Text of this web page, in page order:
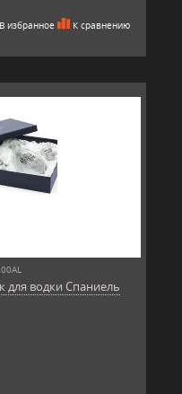
В избранное К сравнению
для водки Спаниель